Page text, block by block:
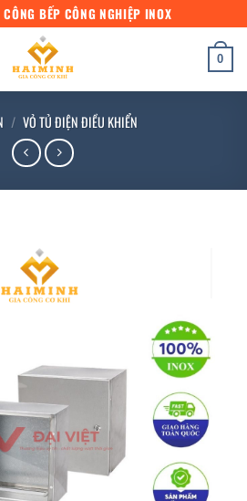
BẾP CÔNG NGHIỆP INOX
0
/ VỎ TỦ ĐIỆN ĐIỀU KHIỂN